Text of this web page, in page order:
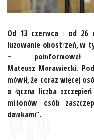
Od 13 czerwca i od 26
luzowanie obostrzeń, w
–
Mateusz Morawiecki.
mówił, że coraz więcej
a łączna liczba
milionów osób
dawkami”.